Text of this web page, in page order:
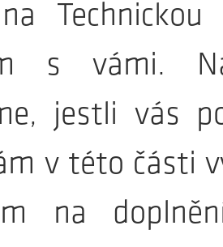
s vámi.
jestli vás
v této části
na